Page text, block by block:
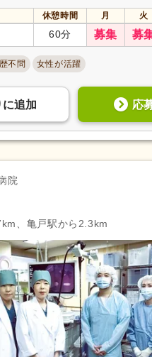
自動車通勤可(16)
休憩時間 月 火
60分 募集 募
不問 女性が活躍
に追加 応
院
、亀戸駅から2.3km